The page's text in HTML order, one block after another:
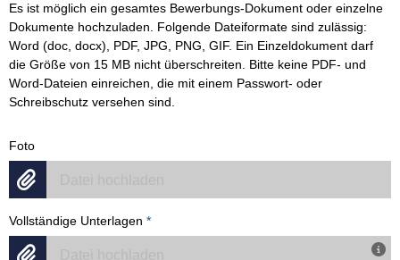
Es ist möglich ein gesamtes Bewerbungs-Dokument oder einzelne
Dokumente hochzuladen. Folgende Dateiformate sind zulässig:
Word (doc, docx), PDF, JPG, PNG, GIF. Ein Einzeldokument darf
die Größe von 15 MB nicht überschreiten. Bitte keine PDF- und
Word-Dateien einreichen, die mit einem Passwort- oder
Schreibschutz versehen sind.
Foto
Vollständige Unterlagen *